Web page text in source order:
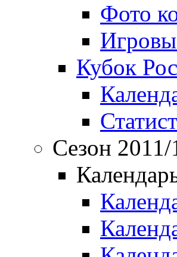
Фото
Кубок
Сезон 2011/